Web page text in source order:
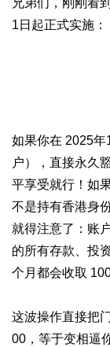
兄弟们，刚刚看
1日起正式实施：
如果你在 2025
户），直接永久
平享受就行！ 如
不是持有香港身
就得注意了：账
的所有存款、投
个月都会收取
这波操作直接把
00，等于变相逼